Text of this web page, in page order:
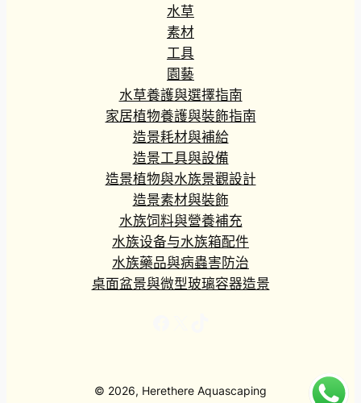
水草
素材
工具
園藝
水草養護與選擇指南
家居植物養護與裝飾指南
造景耗材與補給
造景工具與設備
造景植物與水族景觀設計
造景素材與裝飾
水族饲料與營養補充
水族设备与水族箱配件
水族藥品與病蟲害防治
桌面盆景與微型玻璃容器造景
© 2026, Herethere Aquascaping